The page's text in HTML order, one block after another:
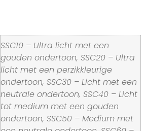
SSC10 – Ultra licht met een
gouden ondertoon, SSC20 – Ultra
licht met een perzikkleurige
ondertoon, SSC30 – Licht met een
neutrale ondertoon, SSC40 – Licht
tot medium met een gouden
ondertoon, SSC50 – Medium met